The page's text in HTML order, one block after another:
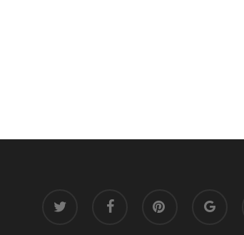
plus